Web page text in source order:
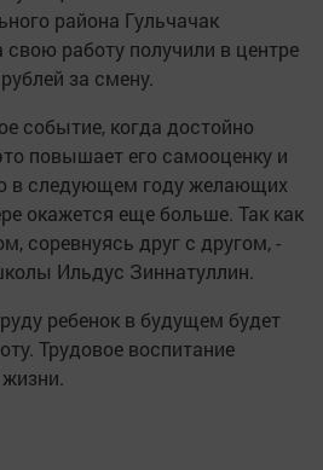
района Гульчачак
работу получили в центре
за смену.
событие, когда достойно
повышает его самооценку и
в следующем году желающих
окажется еще больше. Так как
соревнуясь друг с другом, -
Ильдус Зиннатуллин.
ребенок в будущем будет
Трудовое воспитание